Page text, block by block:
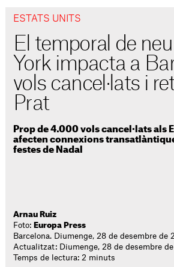
ESTATS UNITS
El temporal de
York impacta a
vols cancel·lats i
Prat
Prop de 4.000 vols cancel·lats als
afecten connexions
festes de Nadal
Arnau Ruiz
Foto: Europa Press
Barcelona. Diumenge, 28 de desembre de
Actualitzat: Diumenge, 28 de desembre
Temps de lectura: 2 minuts